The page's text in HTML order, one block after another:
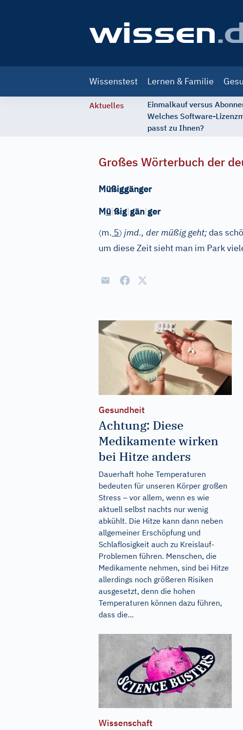
navigation
Wissenstest Lernen & Familie
Aktuelles
Einmalkauf versus
Welches Software-
passt zu Ihnen?
Großes Wörterbuch der
Müßiggänger
Mü|ßig|gän|ger
〈m. 5〉jmd., der müßig geht; das
um diese Zeit sieht man im Park
Gesundheit
Achtung: Diese
Medikamente wirken
bei Hitze anders
Dauerhaft hohe Temperaturen
bedeuten für unseren Körper großen
Stress – vor allem, wenn es wie
aktuell selbst nachts nur wenig
abkühlt. Die Hitze kann dann neben
allgemeiner Erschöpfung und
Schlaflosigkeit auch zu Kreislauf-
Problemen führen. Menschen, die
Medikamente nehmen, sind bei Hitze
allerdings noch größeren Risiken
ausgesetzt, denn die hohen
Temperaturen können dazu führen,
dass die...
Wissenschaft